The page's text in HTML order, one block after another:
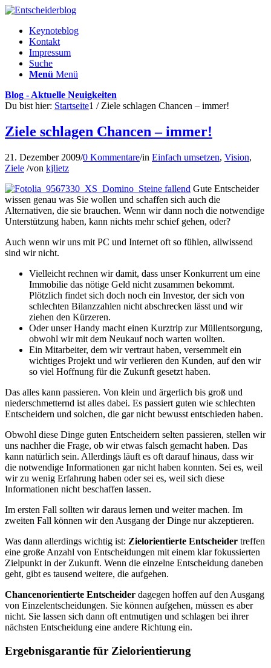
Keynoteblog
Kontakt
Impressum
Suche
Menü Menü
Blog - Aktuelle Neuigkeiten
Du bist hier: Startseite1 / Ziele schlagen Chancen – immer!
Ziele schlagen Chancen – immer!
21. Dezember 2009/0 Kommentare/in Einfach umsetzen, Vision,
Ziele /von kjlietz
Gute Entscheider
wissen genau was Sie wollen und schaffen sich auch die
Alternativen, die sie brauchen. Wenn wir dann noch die notwendige
Unterstützung haben, kann nichts mehr schief gehen, oder?
Auch wenn wir uns mit PC und Internet oft so fühlen, allwissend
sind wir nicht.
Vielleicht rechnen wir damit, dass unser Konkurrent um eine
Immobilie das nötige Geld nicht zusammen bekommt.
Plötzlich findet sich doch noch ein Investor, der sich von
schlechten Bilanzzahlen nicht abschrecken lässt und wir
ziehen den Kürzeren.
Oder unser Handy macht einen Kurztrip zur Müllentsorgung,
obwohl wir mit dem Neukauf noch warten wollten.
Ein Mitarbeiter, dem wir vertraut haben, versemmelt ein
wichtiges Projekt und wir verlieren den Kunden, auf den wir
so viel Hoffnung für die Zukunft gesetzt haben.
Das alles kann passieren. Von klein und ärgerlich bis groß und
niederschmetternd ist alles dabei. Es passiert guten wie schlechten
Entscheidern und solchen, die gar nicht bewusst entschieden haben.
Obwohl diese Dinge guten Entscheidern selten passieren, stellen wir
uns nachher die Frage, ob wir etwas falsch gemacht haben. Das
kann natürlich sein. Allerdings läuft es oft darauf hinaus, dass wir
die notwendige Informationen gar nicht haben konnten. Sei es, weil
wir zu wenig Erfahrung haben oder sei es, weil sich diese
Informationen nicht beschaffen lassen.
Im ersten Fall sollten wir daraus lernen und weiter machen. Im
zweiten Fall können wir den Ausgang der Dinge nur akzeptieren.
Was dann allerdings wichtig ist: Zielorientierte Entscheider treffen
eine große Anzahl von Entscheidungen mit einem klar fokussierten
Zielpunkt in der Zukunft. Wenn die einzelne Entscheidung daneben
geht, gibt es tausend weitere, die aufgehen.
Chancenorientierte Entscheider dagegen hoffen auf den Ausgang
von Einzelentscheidungen. Sie können aufgehen, müssen es aber
nicht. Sie lassen sich dann oft entmutigen und schlagen bei ihrer
nächsten Entscheidung eine andere Richtung ein.
Ergebnisgarantie für Zielorientierung